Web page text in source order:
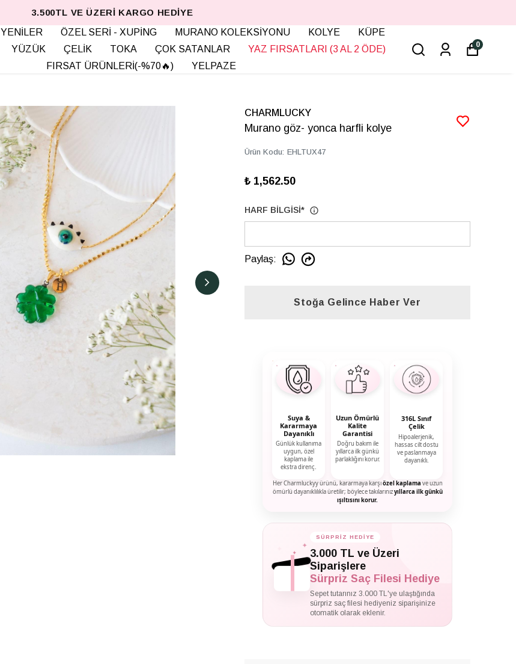
3.500TL VE ÜZERI KARGO HEDIYE
YENİLER ÖZEL SERİ - XUPİNG MURANO KOLEKSİYONU KOLYE
KÜPE
YÜZÜK ÇELİK TOKA ÇOK SATANLAR
YAZ FIRSATLARI (3 AL 2 ÖDE)
FIRSAT ÜRÜNLERİ(-%70🔥)
YELPAZE
0
CHARMLUCKY
Murano göz- yonca harfli kolye
Ürün Kodu: EHLTUX47
₺ 1,562.50
HARF BİLGİSİ*
Paylaş:
Stoğa Gelince Haber Ver
Suya &
Kararmaya
Dayanıklı
Günlük kullanıma
uygun, özel
kaplama ile
ekstra direnç.
Uzun Ömürlü
Kalite
Garantisi
Doğru bakım ile
yıllarca ilk günkü
parlaklığını korur.
316L Sınıf
Çelik
Hipoalerjenik,
hassas cilt dostu
ve paslanmaya
dayanıklı.
Her Charmluckyy ürünü, kararmaya karşıözel kaplama ve uzun
ömürlü dayanıklılıkla üretilir; böylece takılarınızyıllarca ilk günkü
ışıltısını korur.
✦
✦
SÜRPRİZ HEDİYE
3.000 TL ve Üzeri
Siparişlere
Sürpriz Saç Filesi Hediye
Sepet tutarınız 3.000 TL'ye ulaştığında
sürpriz saç filesi hediyeniz siparişinize
otomatik olarak eklenir.